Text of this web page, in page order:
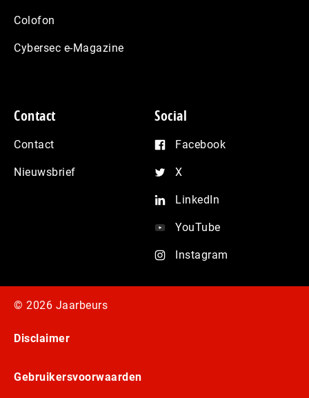
Colofon
Cybersec e-Magazine
Contact
Contact
Nieuwsbrief
Social
Facebook
X
LinkedIn
YouTube
Instagram
© 2026 Jaarbeurs
Disclaimer
Gebruikersvoorwaarden